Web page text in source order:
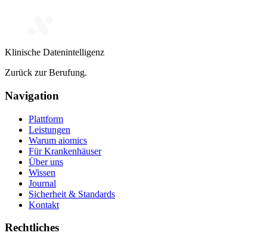
Klinische Datenintelligenz
Zurück zur Berufung.
Navigation
Plattform
Leistungen
Warum aiomics
Für Krankenhäuser
Über uns
Wissen
Journal
Sicherheit & Standards
Kontakt
Rechtliches